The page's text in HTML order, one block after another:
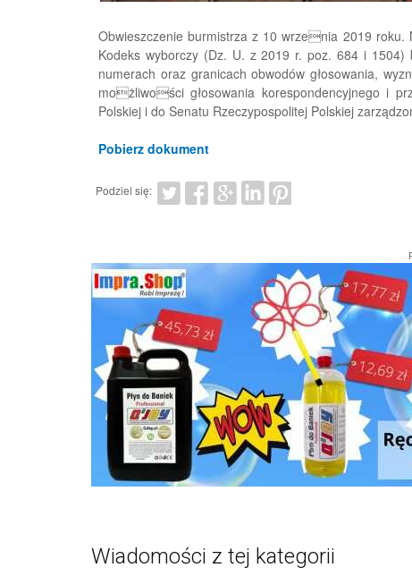
Obwieszczenie burmistrza z 10 wrzenia 2019
Kodeks wyborczy (Dz. U. z 2019 r. poz. 684 i
numerach oraz granicach obwodów głosowania,
możliwości głosowania korespondencyjnego i
Polskiej i do Senatu Rzeczypospolitej Polskiej
Pobierz dokument
Podziel się:
Wiadomości z tej kategorii